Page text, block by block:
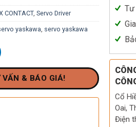
CONTACT,Servo Driver
yaskawa servo yaskawa
VẤN & BÁO GIÁ!
Tư
Cổ
Oai,
Điện